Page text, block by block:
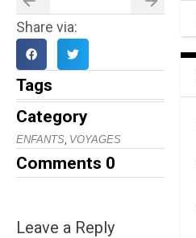
Share via:
Tags
Category
ENFANTS VOYAGES
Comments 0
Leave a Reply